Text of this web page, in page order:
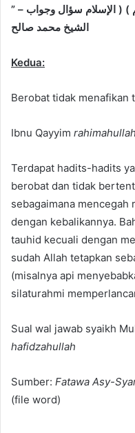
” زاد المعاد ” ( 4 / 15 ) . والله أعلم ) ( الإسلام سؤال وجواب –
الشيخ محمد صالح
Kedua:
Berobat tidak menafikan
Ibnu Qayyim rahimahullah
Terdapat hadits-hadits
berobat dan tidak
sebagaimana mencegah
dengan kebalikannya.
tauhid kecuali dengan
sudah Allah tetapkan
(misalnya api
silaturahmi
Sual wal jawab syaikh
hafidzahullah
Sumber: Fatawa Asy-
(file word)